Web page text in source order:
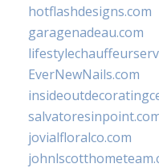
hotflashdesigns.com
garagenadeau.com
EverNewNails.com
jovialfloralco.com